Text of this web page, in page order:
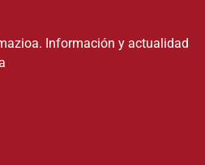
Información y actualidad